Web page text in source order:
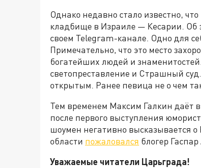
Однако недавно стало известно,
кладбище в Израиле — Кесарии. Об
своем Telegram-канале. Одно для
Примечательно, что это место
богатейших людей и
светопреставление и Страшный
открытым. Ранее певица не о чем
Тем временем Максим Галкин даёт
после первого выступления юморист
шоумен негативно высказывается
области пожаловался блогер
Уважаемые читатели Царьграда!